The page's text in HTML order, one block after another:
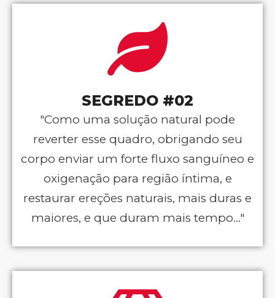
SEGREDO #02
"Como uma solução natural pode
reverter esse quadro, obrigando seu
corpo enviar um forte fluxo sanguíneo e
oxigenação para região íntima, e
restaurar ereções naturais, mais duras e
maiores, e que duram mais tempo..."